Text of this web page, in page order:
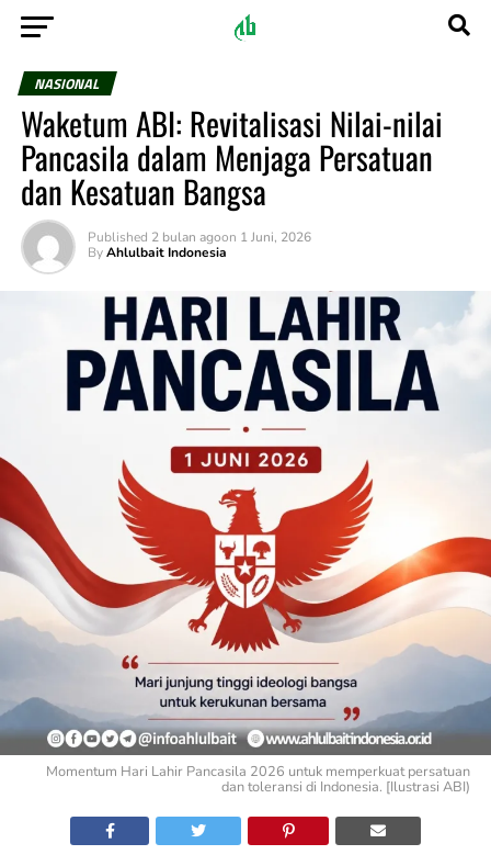
NASIONAL
Waketum ABI: Revitalisasi Nilai-nilai
Pancasila dalam Menjaga Persatuan
dan Kesatuan Bangsa
Published 2 bulan agoon 1 Juni, 2026
By Ahlulbait Indonesia
Momentum Hari Lahir Pancasila 2026 untuk memperkuat persatuan
dan toleransi di Indonesia. [Ilustrasi ABI)